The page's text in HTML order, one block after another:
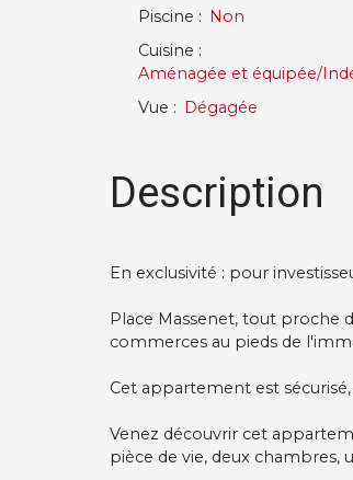
Piscine : Non
Cuisine :
Aménagée et équipée/
Vue : Dégagée
Description
En exclusivité : pour
Place Massenet, tout proche
commerces au pieds de
Cet appartement est sécurisé,
Venez découvrir cet
pièce de vie, deux chambres,